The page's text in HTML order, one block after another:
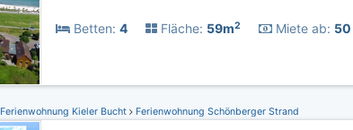
Betten: 4 Fläche: 59m2 Miete ab: 50
Ferienwohnung Kieler Bucht Ferienwohnung Schönberger Strand